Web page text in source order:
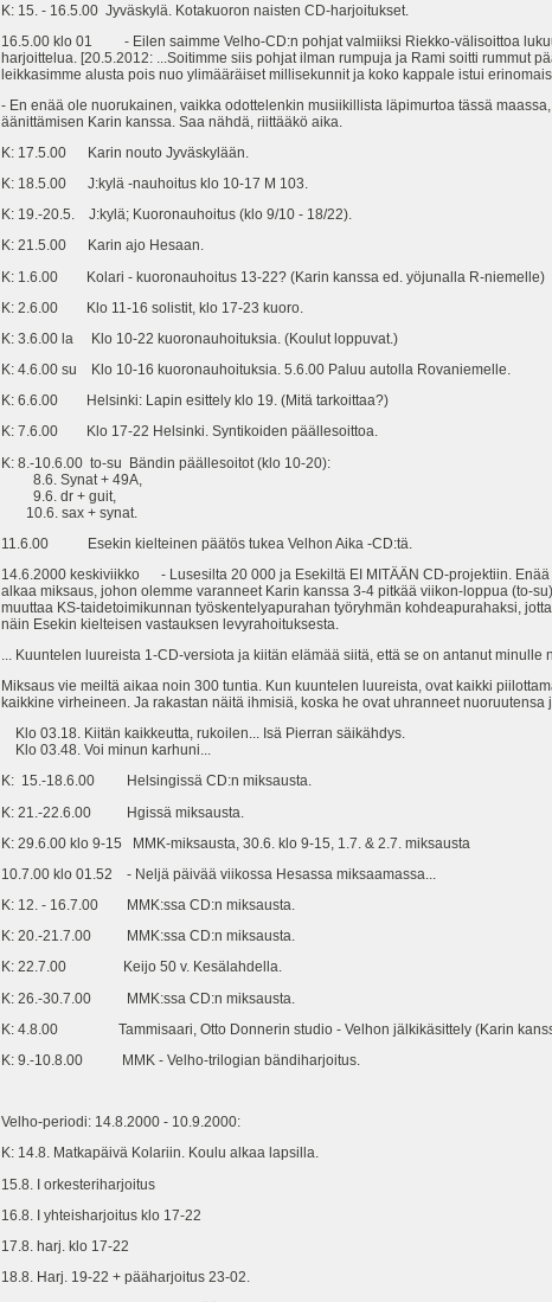
K: 15. - 16.5.00 Jyväskylä. Kotakuoron naisten CD-harjoitukset.
16.5.00 klo 01 - Eilen saimme Velho-CD:n pohjat valmiiksi Riekko-välisoittoa
harjoittelua. [20.5.2012: ...Soitimme siis pohjat ilman rumpuja ja Rami soitti rummut
leikkasimme alusta pois nuo ylimääräiset millisekunnit ja koko kappale istui
- En enää ole nuorukainen, vaikka odottelenkin musiikillista läpimurtoa tässä
äänittämisen Karin kanssa. Saa nähdä, riittääkö aika.
K: 17.5.00 Karin nouto Jyväskylään.
K: 18.5.00 J:kylä -nauhoitus klo 10-17 M 103.
K: 19.-20.5. J:kylä; Kuoronauhoitus (klo 9/10 - 18/22).
K: 21.5.00 Karin ajo Hesaan.
K: 1.6.00 Kolari - kuoronauhoitus 13-22? (Karin kanssa ed. yöjunalla R-niemelle)
K: 2.6.00 Klo 11-16 solistit, klo 17-23 kuoro.
K: 3.6.00 la Klo 10-22 kuoronauhoituksia. (Koulut loppuvat.)
K: 4.6.00 su Klo 10-16 kuoronauhoituksia. 5.6.00 Paluu autolla Rovaniemelle.
K: 6.6.00 Helsinki: Lapin esittely klo 19. (Mitä tarkoittaa?)
K: 7.6.00 Klo 17-22 Helsinki. Syntikoiden päällesoittoa.
K: 8.-10.6.00 to-su Bändin päällesoitot (klo 10-20):
8.6. Synat + 49A,
9.6. dr + guit,
10.6. sax + synat.
11.6.00 Esekin kielteinen päätös tukea Velhon Aika -CD:tä.
14.6.2000 keskiviikko - Lusesilta 20 000 ja Esekiltä EI MITÄÄN CD-projektiin.
alkaa miksaus, johon olemme varanneet Karin kanssa 3-4 pitkää viikon-loppua (to-
muuttaa KS-taidetoimikunnan työskentelyapurahan työryhmän kohdeapurahaksi,
näin Esekin kielteisen vastauksen levyrahoituksesta.
... Kuuntelen luureista 1-CD-versiota ja kiitän elämää siitä, että se on antanut
Miksaus vie meiltä aikaa noin 300 tuntia. Kun kuuntelen luureista, ovat kaikki
kaikkine virheineen. Ja rakastan näitä ihmisiä, koska he ovat uhranneet
Klo 03.18. Kiitän kaikkeutta, rukoilen... Isä Pierran säikähdys.
Klo 03.48. Voi minun karhuni...
K: 15.-18.6.00 Helsingissä CD:n miksausta.
K: 21.-22.6.00 Hgissä miksausta.
K: 29.6.00 klo 9-15 MMK-miksausta, 30.6. klo 9-15, 1.7. & 2.7. miksausta
10.7.00 klo 01.52 - Neljä päivää viikossa Hesassa miksaamassa...
K: 12. - 16.7.00 MMK:ssa CD:n miksausta.
K: 20.-21.7.00 MMK:ssa CD:n miksausta.
K: 22.7.00 Keijo 50 v. Kesälahdella.
K: 26.-30.7.00 MMK:ssa CD:n miksausta.
K: 4.8.00 Tammisaari, Otto Donnerin studio - Velhon jälkikäsittely (Karin
K: 9.-10.8.00 MMK - Velho-trilogian bändiharjoitus.
Velho-periodi: 14.8.2000 - 10.9.2000:
K: 14.8. Matkapäivä Kolariin. Koulu alkaa lapsilla.
15.8. I orkesteriharjoitus
16.8. I yhteisharjoitus klo 17-22
17.8. harj. klo 17-22
18.8. Harj. 19-22 + pääharjoitus 23-02.